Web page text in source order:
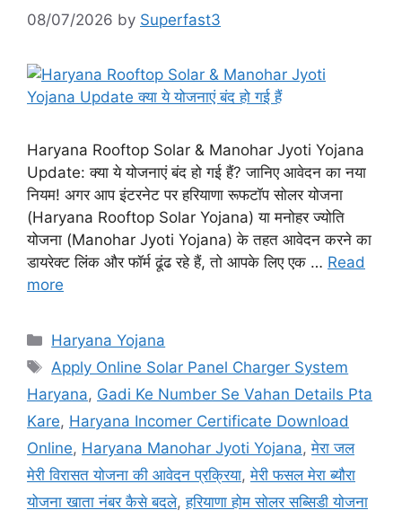
08/07/2026 by Superfast3
Haryana Rooftop Solar & Manohar Jyoti Yojana
Update: क्या ये योजनाएं बंद हो गई हैं? जानिए आवेदन का नया
नियम! अगर आप इंटरनेट पर हरियाणा रूफटॉप सोलर योजना
(Haryana Rooftop Solar Yojana) या मनोहर ज्योति
योजना (Manohar Jyoti Yojana) के तहत आवेदन करने का
डायरेक्ट लिंक और फॉर्म ढूंढ रहे हैं, तो आपके लिए एक … Read
more
Categories
Haryana Yojana
Tags
Apply Online Solar Panel Charger System
Haryana, Gadi Ke Number Se Vahan Details Pta
Kare, Haryana Incomer Certificate Download
Online, Haryana Manohar Jyoti Yojana,मेरा जल
मेरी विरासत योजना की आवेदन प्रक्रिया,मेरी फसल मेरा ब्यौरा
योजना खाता नंबर कैसे बदले,हरियाणा होम सोलर सब्सिडी योजना